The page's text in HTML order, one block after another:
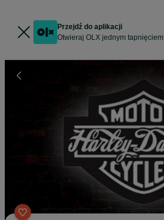
Przejdź do aplikacji
Otwieraj OLX jednym tapnięciem